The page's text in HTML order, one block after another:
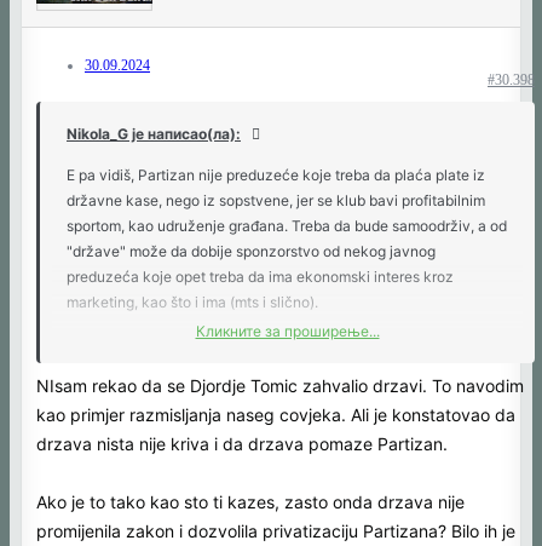
30.09.2024
#30.398
Nikola_G је написао(ла):
E pa vidiš, Partizan nije preduzeće koje treba da plaća plate iz
državne kase, nego iz sopstvene, jer se klub bavi profitabilnim
sportom, kao udruženje građana. Treba da bude samoodrživ, a od
"države" može da dobije sponzorstvo od nekog javnog
preduzeća koje opet treba da ima ekonomski interes kroz
marketing, kao što i ima (mts i slično).
plate, jer bi u suprotnom svi igrači raskinuli ugovore i otišli. U
A ĐORĐE TOMIĆ SE NIKOME NIJE ZAHVALIO I TO JE LAŽ.
Кликните за проширење...
NIsam rekao da se Djordje Tomic zahvalio drzavi. To navodim
kao primjer razmisljanja naseg covjeka. Ali je konstatovao da
drzava nista nije kriva i da drzava pomaze Partizan.
Ako je to tako kao sto ti kazes, zasto onda drzava nije
promijenila zakon i dozvolila privatizaciju Partizana? Bilo ih je